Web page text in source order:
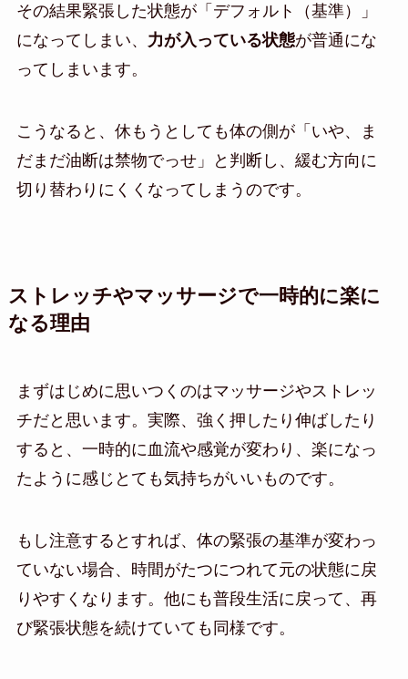
その結果緊張した状態が「デフォルト（基準）」
になってしまい、 力が入っている状態が普通にな
ってしまいます。
こうなると、休もうとしても体の側が「いや、ま
だまだ油断は禁物でっせ」と判断し、緩む方向に
切り替わりにくくなってしまうのです。
ストレッチやマッサージで一時的に楽に
なる理由
まずはじめに思いつくのはマッサージやストレッ
チだと思います。実際、強く押したり伸ばしたり
すると、一時的に血流や感覚が変わり、楽になっ
たように感じとても気持ちがいいものです。
もし注意するとすれば、体の緊張の基準が変わっ
ていない場合、時間がたつにつれて元の状態に戻
りやすくなります。他にも普段生活に戻って、再
び緊張状態を続けていても同様です。